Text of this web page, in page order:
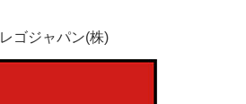
レゴジャパン(株)